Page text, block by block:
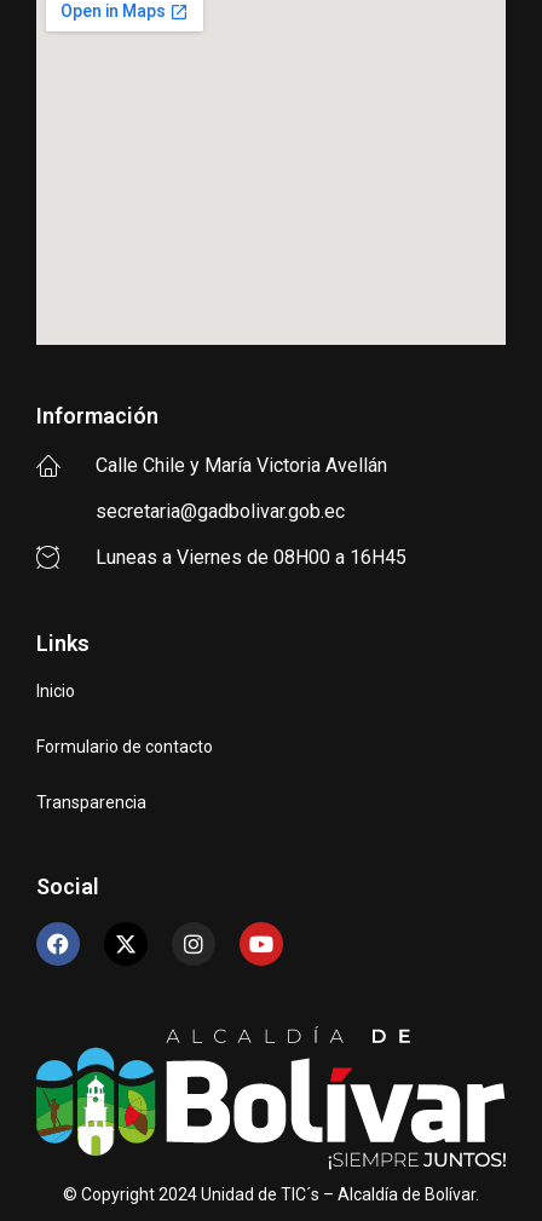
Información
Calle Chile y María Victoria Avellán
secretaria@gadbolivar.gob.ec
Luneas a Viernes de 08H00 a 16H45
Links
Inicio
Formulario de contacto
Transparencia
Social
© Copyright 2024 Unidad de TIC´s – Alcaldía de Bolívar.